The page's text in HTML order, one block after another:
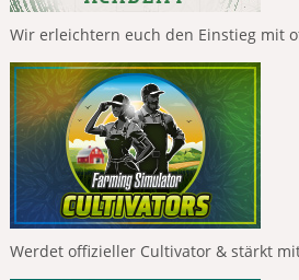
Wir erleichtern euch den Einstieg mit
Werdet offizieller Cultivator & stärkt